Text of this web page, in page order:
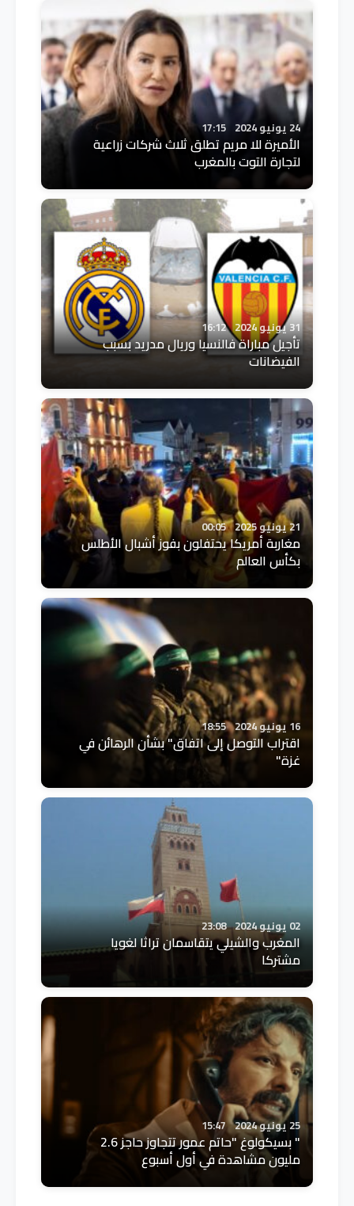
24 يونيو 2024 17:15
الأميرة للا مريم تطلق ثلاث شركات زراعية
لتجارة التوت بالمغرب
31 يونيو 2024 16:12
تأجيل مباراة فالنسيا وريال مدريد بسبب
الفيضانات
21 يونيو 2025 00:05
مغاربة أمريكا يحتفلون بفوز أشبال الأطلس
بكأس العالم
16 يونيو 2024 18:55
اقتراب التوصل إلى اتفاق" بشأن الرهائن في
غزة"
02 يونيو 2024 23:08
المغرب والشيلي يتقاسمان تراثا لغويا
مشتركا
25 يونيو 2024 15:47
" بسيكولوغ "حاتم عمور تتجاوز حاجز 2.6
مليون مشاهدة في أول أسبوع